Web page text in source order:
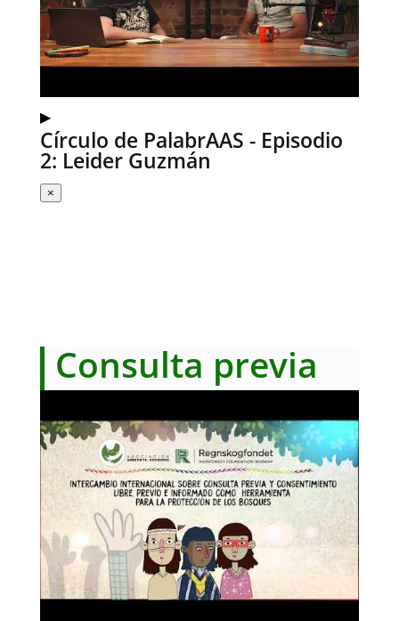
▶
Círculo de PalabrAAS - Episodio
2: Leider Guzmán
×
Consulta previa